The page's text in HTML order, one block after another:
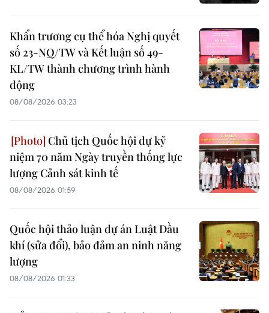
Khẩn trương cụ thể hóa Nghị quyết
số 23-NQ/TW và Kết luận số 49-
KL/TW thành chương trình hành
động
08/08/2026 03:23
Chủ tịch Quốc hội dự kỷ
niệm 70 năm Ngày truyền thống lực
lượng Cảnh sát kinh tế
08/08/2026 01:59
Quốc hội thảo luận dự án Luật Dầu
khí (sửa đổi), bảo đảm an ninh năng
lượng
08/08/2026 01:33